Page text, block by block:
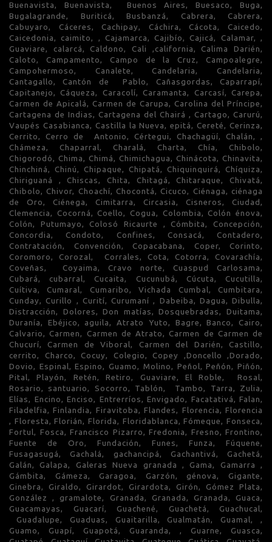
Buenavista, Buenavista, Buenos Aires, Buesaco, Buga,
Bugalagrande, Buriticá, Busbanzá, Cabrera, Cabrera,
Cabuyaro, Cáceres, Cachipay, Cáchira, Cácota, Caicedo,
Caicedonia, caimito, , Cajamarca, Cajibío, Cajicá, Calamar, ,
Guaviare, calarcá, Caldono, Cali ,california, Calima Darién,
Caloto, Campamento, Campo de la Cruz, Campoalegre,
Campohermoso, Canalete, Candelaria, Candelaria,
Cantagallo, Cantón de Pablo, Cañasgordas, Caparrapí,
Capitanejo, Cáqueza, Caracolí, Caramanta, Carcasí, Carepa,
Carmen de Apicalá, Carmen de Carupa, Carolina del Príncipe,
Cartagena de Indias, Cartagena del Chairá , Cartago, Carurú,
Vaupés Casabianca, Castilla la Nueva, epitá, Cereté, Cerinza,
Cerrito, Cerro de Antonio, Cértegui, Chachagüí, Chalán, ,
Chámeza, Chaparral, Charalá, Charta, Chía, Chibolo,
Chigorodó, Chima, Chimá, Chimichagua, Chinácota, Chinavita,
Chinchiná, Chinú, Chipaque, Chipatá, Chiquinquirá, Chíquiza,
Chiriguaná , Chiscas, Chita, Chitagá, Chitaraque, Chivatá,
Chibolo, Chivor, Choachí, Chocontá, Cicuco, Ciénaga, ciénaga
de Oro, Ciénega, Cimitarra, Circasia, Cisneros, Ciudad,
Clemencia, Cocorná, Coello, Cogua, Colombia, Colón énova,
Colón, Putumayo, Colosó Ricaurte , Cómbita, Concepción,
Concordia, Condoto, Confines, Consacá, Contadero,
Contratación, Convención, Copacabana, Coper, Corinto,
Coromoro, Corozal, Corrales, Cota, Cotorra, Covarachía,
Coveñas, Coyaima, Cravo norte, Cuaspud Carlosama,
Cubará, cubarral, Cucaita, Cucunubá, Cúcuta, Cucutilla,
Cuítiva, Cumaral, Cumaribo, Vichada Cumbal, Cumbitara,
Cunday, Curillo , Curití, Curumaní , Dabeiba, Dagua, Dibulla,
Distracción, Dolores, Don matías, Dosquebradas, Duitama,
Duranía, Ebéjico, aguila, Atrato Yuto, Bagre, Banco, Cairo,
Calvario, Carmen, Carmen de Atrato, Carmen de Carmen de
Chucurí, Carmen de Viboral, Carmen del Darién, Castillo,
cerrito, Charco, Cocuy, Colegio, Copey ,Doncello ,Dorado,
Dovio, Espinal, Espino, Guamo, Molino, Peñol, Peñón, Piñón,
Pital, Playón, Retén, Retiro, Guaviare, El Roble, Rosal,
Rosario, santuario, Socorro, Tablón, Tambo, Tarra, Zulia,
Elías, Encino, Enciso, Entrerríos, Envigado, Facatativá, Falan,
Filadelfia, Finlandia, Firavitoba, Flandes, Florencia, Florencia
, Floresta, Florián, Florida, Floridablanca, Fómeque, Fonseca,
Fortul, Fosca, Francisco Pizarro, Fredonia, Fresno, Frontino,
Fuente de Oro, Fundación, Funes, Funza, Fúquene,
Fusagasugá, Gachalá, gachancipá, Gachantivá, Gachetá,
Galán, Galapa, Galeras Nueva granada , Gama, Gamarra ,
Gámbita, Gámeza, Garagoa, Garzón, génova, Gigante,
Ginebra, Giraldo, Girardot, Girardota, Girón, Gómez Plata,
González , gramalote, Granada, Granada, Granada, Guaca,
Guacamayas, Guacarí, Guachené, Guachetá, Guachucal,
Guadalupe, Guaduas, Guaitarilla, Gualmatán, Guamal, ,
Guamo, Guapí, Guapotá, Guaranda, , Guarne, Guasca,